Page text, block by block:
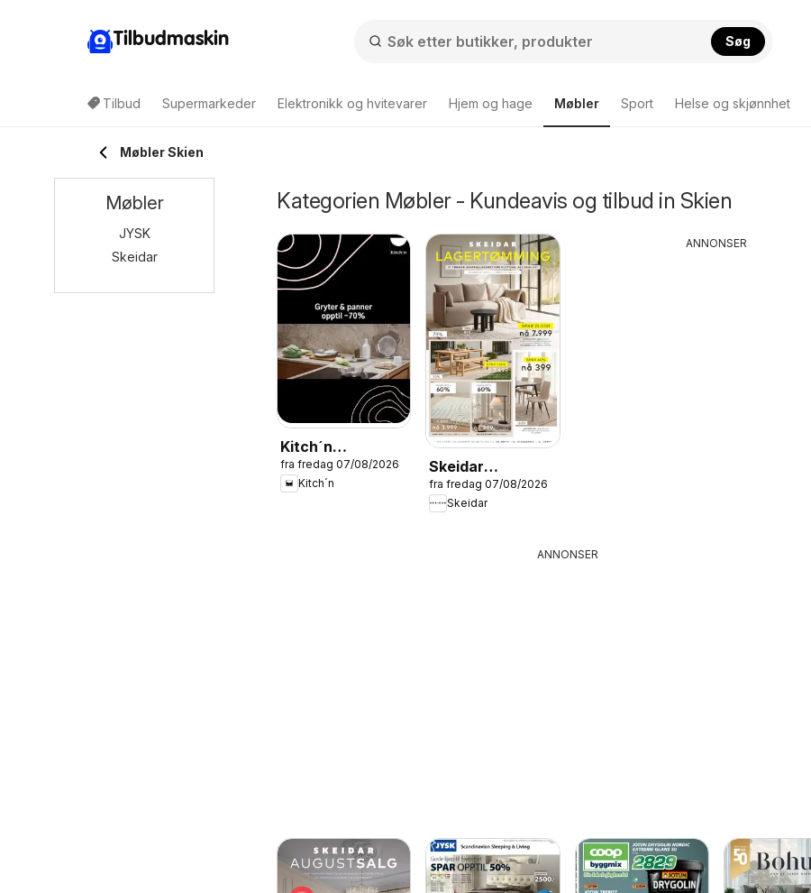
Tilbudmaskin Søg
Tilbud Supermarkeder Elektronikk og hvitevarer Hjem og hage Møbler Sport Helse og skjønnhet
Møbler Skien
Kategorien Møbler - Kundeavis og tilbud in Skien
Kitch´n
kundeavis
fra fredag 07/08/2026
Kitch´n
Skeidar
RYDDESALG
fra fredag 07/08/2026
Skeidar
ANNONSER
ANNONSER
Møbler
JYSK
Skeidar